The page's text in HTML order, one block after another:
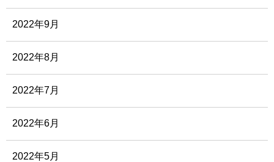
2022年9月
2022年8月
2022年7月
2022年6月
2022年5月